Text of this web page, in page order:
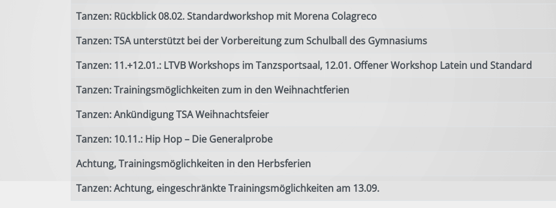
Tanzen: Rückblick 08.02. Standardworkshop mit Morena Colagreco
Tanzen: TSA unterstützt bei der Vorbereitung zum Schulball des Gymnasiums
Tanzen: 11.+12.01.: LTVB Workshops im Tanzsportsaal, 12.01. Offener Workshop Latein und Standard
Tanzen: Trainingsmöglichkeiten zum in den Weihnachtferien
Tanzen: Ankündigung TSA Weihnachtsfeier
Tanzen: 10.11.: Hip Hop – Die Generalprobe
Achtung, Trainingsmöglichkeiten in den Herbsferien
Tanzen: Achtung, eingeschränkte Trainingsmöglichkeiten am 13.09.